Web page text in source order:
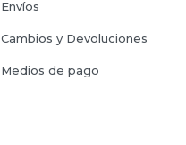
Envíos
Cambios y Devoluciones
Medios de pago